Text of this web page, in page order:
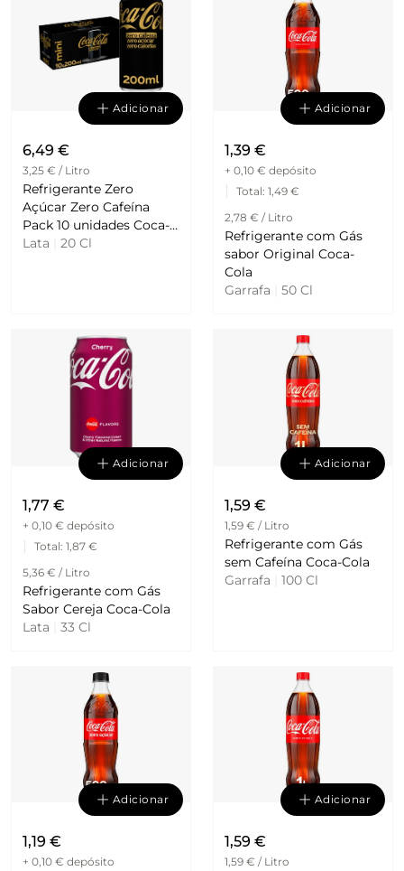
Adicionar
6,49 €
3,25 € / Litro
Refrigerante Zero
Açúcar Zero Cafeína
Pack 10 unidades Coca-
Cola
Lata 20 Cl
Adicionar
1,39 €
+ 0,10 € depósito
Total: 1,49 €
2,78 € / Litro
Refrigerante com Gás
sabor Original Coca-
Cola
Garrafa
50 Cl
Adicionar
1,77 €
+ 0,10 € depósito
| Total: 1,87 €
5,36 € / Litro
Refrigerante com Gás
Sabor Cereja Coca-Cola
Lata
33 Cl
Adicionar
1,59 €
1,59 € / Litro
Refrigerante com Gás
sem Cafeína Coca-Cola
Garrafa
100 Cl
Adicionar
1,19 €
+ 0,10 € depósito
Adicionar
1,59 €
1,59 € / Litro